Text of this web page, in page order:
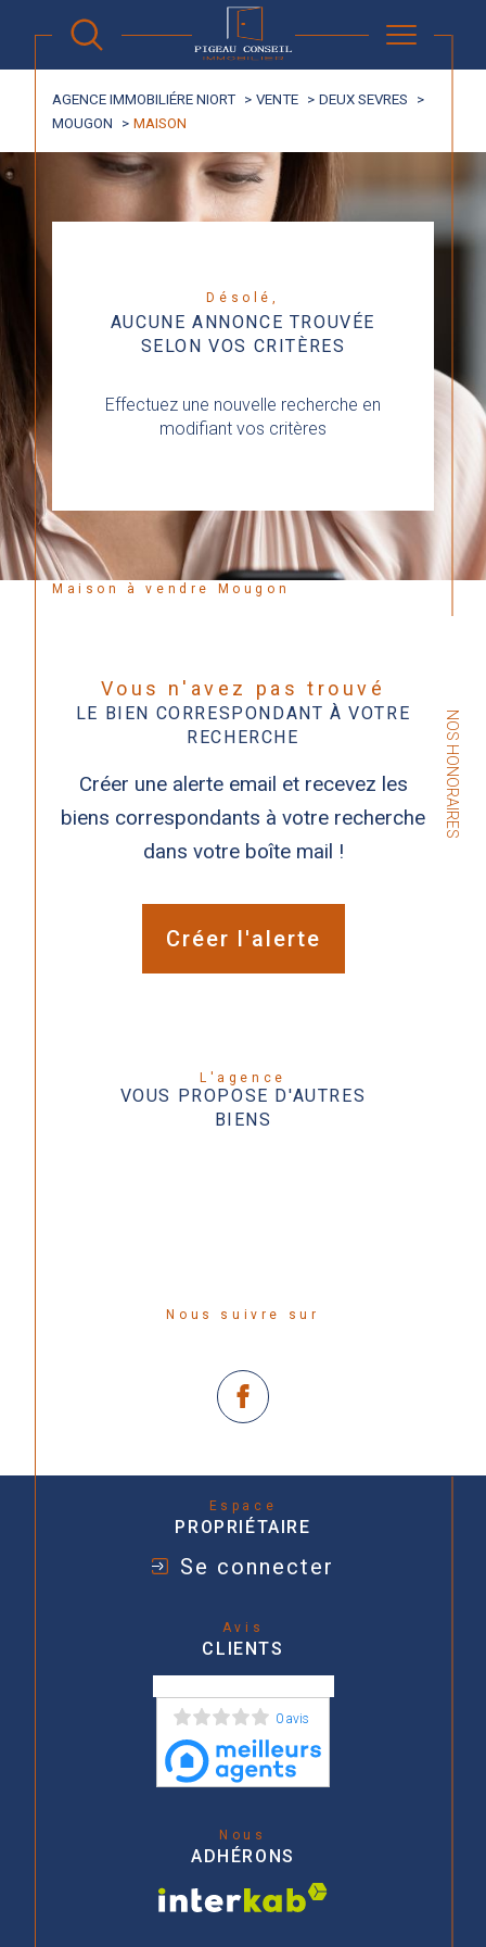
NOS HONORAIRES
AGENCE IMMOBILIÉRE NIORT VENTE
DEUX SEVRES
MOUGON
MAISON
Désolé,
AUCUNE ANNONCE TROUVÉE
SELON VOS CRITÈRES
Effectuez une nouvelle recherche en
modifiant vos critères
Maison à vendre Mougon
Vous n'avez pas trouvé
LE BIEN CORRESPONDANT À VOTRE
RECHERCHE
Créer une alerte email et recevez les
biens correspondants à votre recherche
dans votre boîte mail !
Créer l'alerte
L'agence
VOUS PROPOSE D'AUTRES
BIENS
Nous suivre sur
Espace
PROPRIÉTAIRE
Se connecter
Avis
CLIENTS
0 avis
Nous
ADHÉRONS